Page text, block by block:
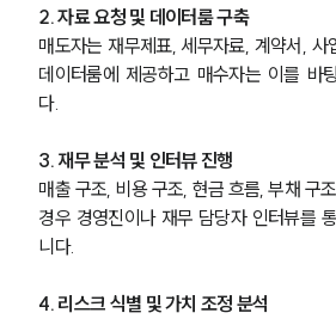
2. 자료 요청 및 데이터룸 구축
매도자는 재무제표, 세무자료, 계약서,
데이터룸에 제공하고 매수자는 이를 바
다.
3. 재무 분석 및 인터뷰 진행
매출 구조, 비용 구조, 현금 흐름, 부채 구
경우 경영진이나 재무 담당자 인터뷰를
니다.
4. 리스크 식별 및 가치 조정 분석